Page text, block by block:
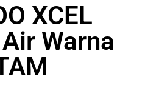
XCEL
Warna